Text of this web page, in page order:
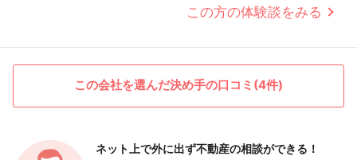
この方の体験談をみる
この会社を選んだ決め手の口コミ(4件)
ネット上で外に出ず不動産の相談ができる！